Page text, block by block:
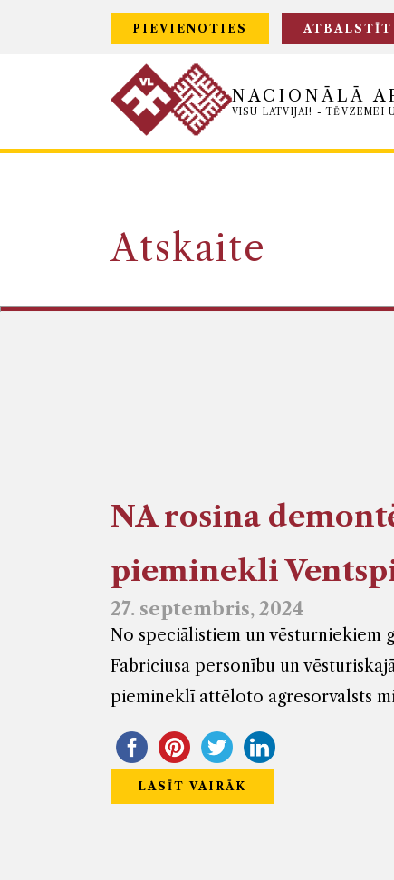
PIEVIENOTIES ATBALSTĪT
NACIONĀLĀ
VISU LATVIJAI! - TĒVZEMEI
Atskaite
NA rosina
pieminekli
27. septembris, 2024
No speciālistiem un vēsturniekiem
Fabriciusa personību un
piemineklī attēloto agresorvalsts
LASĪT VAIRĀK